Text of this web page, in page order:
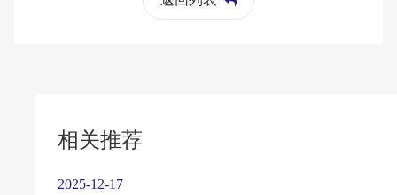
相关推荐
2025-12-17